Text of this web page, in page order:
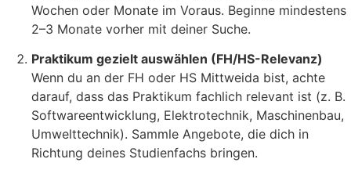
Wochen oder Monate im Voraus. Beginne mindestens
2–3 Monate vorher mit deiner Suche.
Praktikum gezielt auswählen (FH/HS-Relevanz)
Wenn du an der FH oder HS Mittweida bist, achte
darauf, dass das Praktikum fachlich relevant ist (z. B.
Softwareentwicklung, Elektrotechnik, Maschinenbau,
Umwelttechnik). Sammle Angebote, die dich in
Richtung deines Studienfachs bringen.